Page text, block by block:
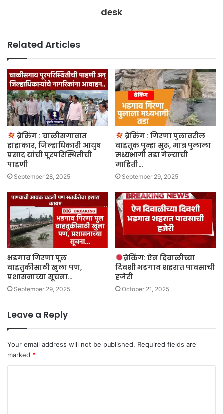
desk
Related Articles
ब्रेकिंग : चाळीसगावात
हाहाकार, जिल्हाधिकारी आयुष
प्रसाद यांची पूरपरिस्थितीची
पाहणी
September 28, 2025
ब्रेकिंग : गिरणा पुलावरील
वाहतूक पुन्हा सुरू, मात्र पुलाला
मध्यभागी तडा गेल्याची
माहिती…
September 29, 2025
भडगाव गिरणा पूल
वाहतुकीसाठी खुला पण,
प्रशासनाच्या सूचना…
September 29, 2025
ब्रेकिंग: ऐन दिवाळीच्या
दिवशी भडगाव शहरात पावसाची
हजेरी
October 21, 2025
Leave a Reply
Your email address will not be published. Required fields are
marked *